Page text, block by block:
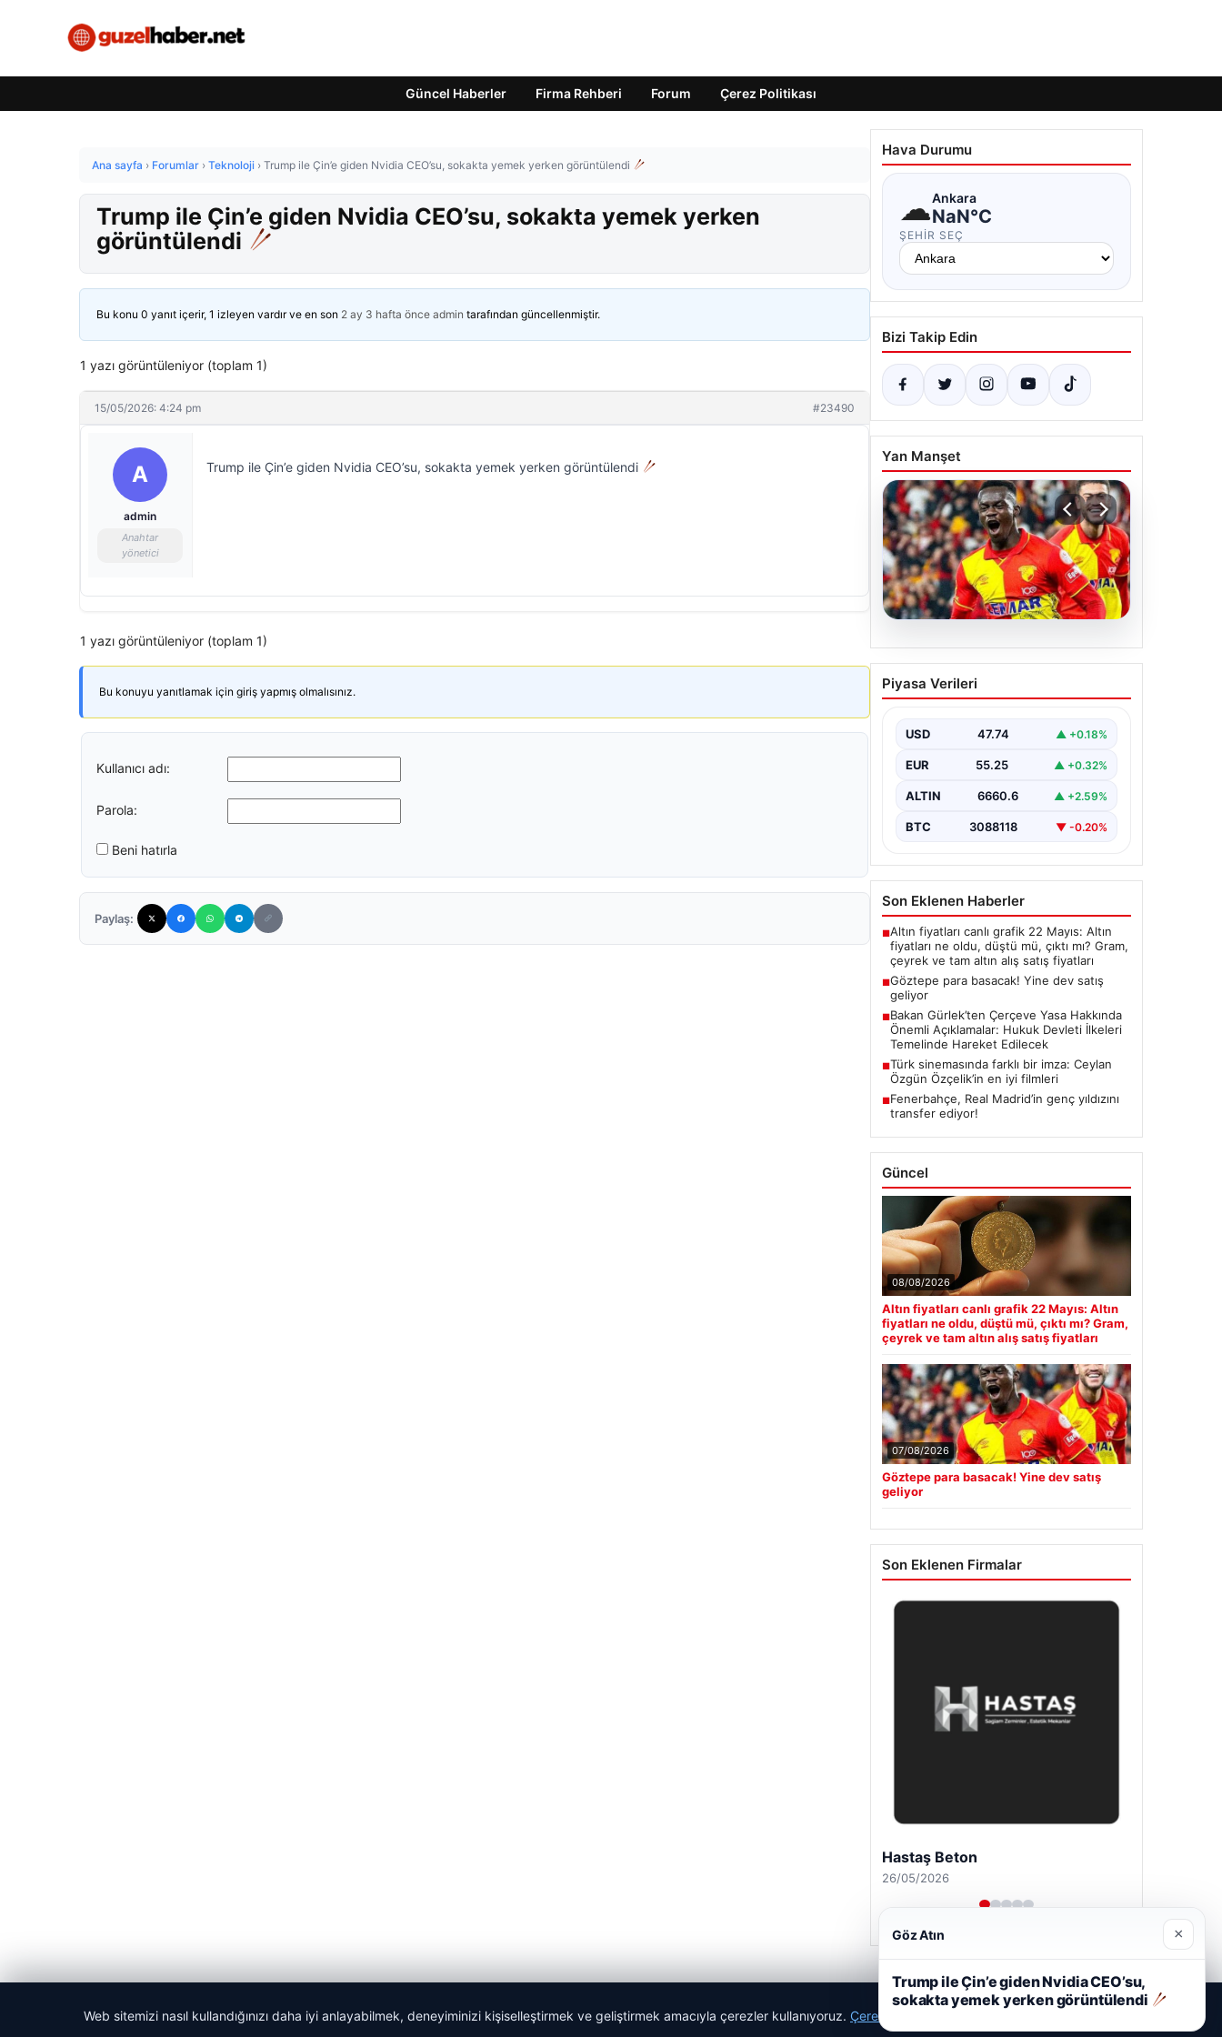
Güncel Haberler Firma Rehberi Forum Çerez Politikası
Ana sayfa › Forumlar › Teknoloji › Trump ile Çin’e giden Nvidia CEO’su, sokakta yemek yerken görüntülendi
Trump ile Çin’e giden Nvidia CEO’su, sokakta yemek yerken
görüntülendi
Bu konu 0 yanıt içerir, 1 izleyen vardır ve en son 2 ay 3 hafta önce admin tarafından güncellenmiştir.
1 yazı görüntüleniyor (toplam 1)
15/05/2026: 4:24 pm #23490
A
admin
Anahtar
yönetici
Trump ile Çin’e giden Nvidia CEO’su, sokakta yemek yerken görüntülendi
1 yazı görüntüleniyor (toplam 1)
Bu konuyu yanıtlamak için giriş yapmış olmalısınız.
Kullanıcı adı:
Parola:
Beni hatırla
Paylaş:
Hava Durumu
☁Ankara
NaN°C
ŞEHIR SEÇ
Bizi Takip Edin
Yan Manşet
07.08.2026
Göztepe para basacak!
Yine dev satış geliyor
Piyasa Verileri
USD 47.74 ▲ +0.18%
EUR 55.25 ▲ +0.32%
ALTIN 6660.6 ▲ +2.59%
BTC 3088118 ▼ -0.20%
Son Eklenen Haberler
■Altın fiyatları canlı grafik 22 Mayıs: Altın
fiyatları ne oldu, düştü mü, çıktı mı? Gram,
çeyrek ve tam altın alış satış fiyatları
■Göztepe para basacak! Yine dev satış
geliyor
■Bakan Gürlek’ten Çerçeve Yasa Hakkında
Önemli Açıklamalar: Hukuk Devleti İlkeleri
Temelinde Hareket Edilecek
■Türk sinemasında farklı bir imza: Ceylan
Özgün Özçelik’in en iyi filmleri
■Fenerbahçe, Real Madrid’in genç yıldızını
transfer ediyor!
Güncel
08/08/2026
Altın fiyatları canlı grafik 22 Mayıs: Altın
fiyatları ne oldu, düştü mü, çıktı mı? Gram,
çeyrek ve tam altın alış satış fiyatları
07/08/2026
Göztepe para basacak! Yine dev satış
geliyor
Son Eklenen Firmalar
Prenses Night Club
29/04/2026
© 2026 Güzel Haber – Güncel Haberler
Web sitemizi nasıl kullandığınızı daha iyi anlayabilmek, deneyiminizi kişiselleştirmek ve geliştirmek amacıyla çerezler kullanıyoruz. Çerez Politikamız
Göz Atın ×
Trump ile Çin’e giden Nvidia CEO’su,
sokakta yemek yerken görüntülendi